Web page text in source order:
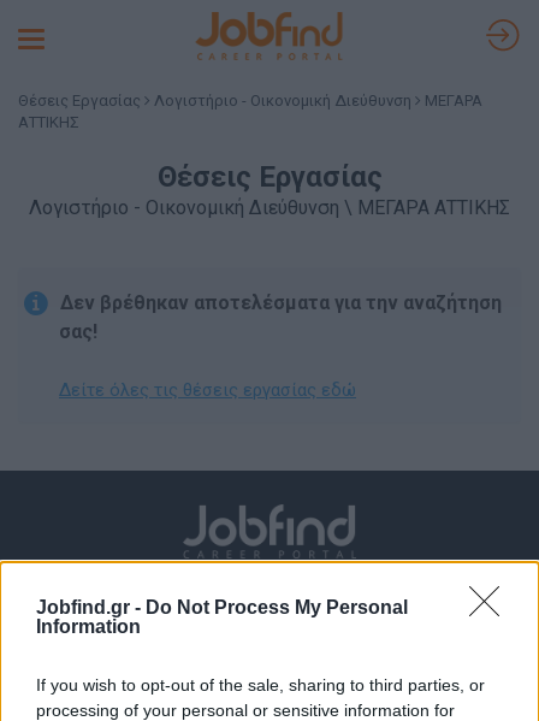
Jobfind.gr - Do Not Process My Personal
Information
If you wish to opt-out of the sale, sharing to third parties, or
processing of your personal or sensitive information for
Toggle
Θέσεις Εργασίας Λογιστήριο - Οικονομική Διεύθυνση
ΜΕΓΑΡΑ
ΑΤΤΙΚΗΣ
Θέσεις Εργασίας
Λογιστήριο - Οικονομική Διεύθυνση \ ΜΕΓΑΡΑ ΑΤΤΙΚΗΣ
Δεν βρέθηκαν αποτελέσματα για την αναζήτηση
σας!
Δείτε όλες τις θέσεις εργασίας εδώ